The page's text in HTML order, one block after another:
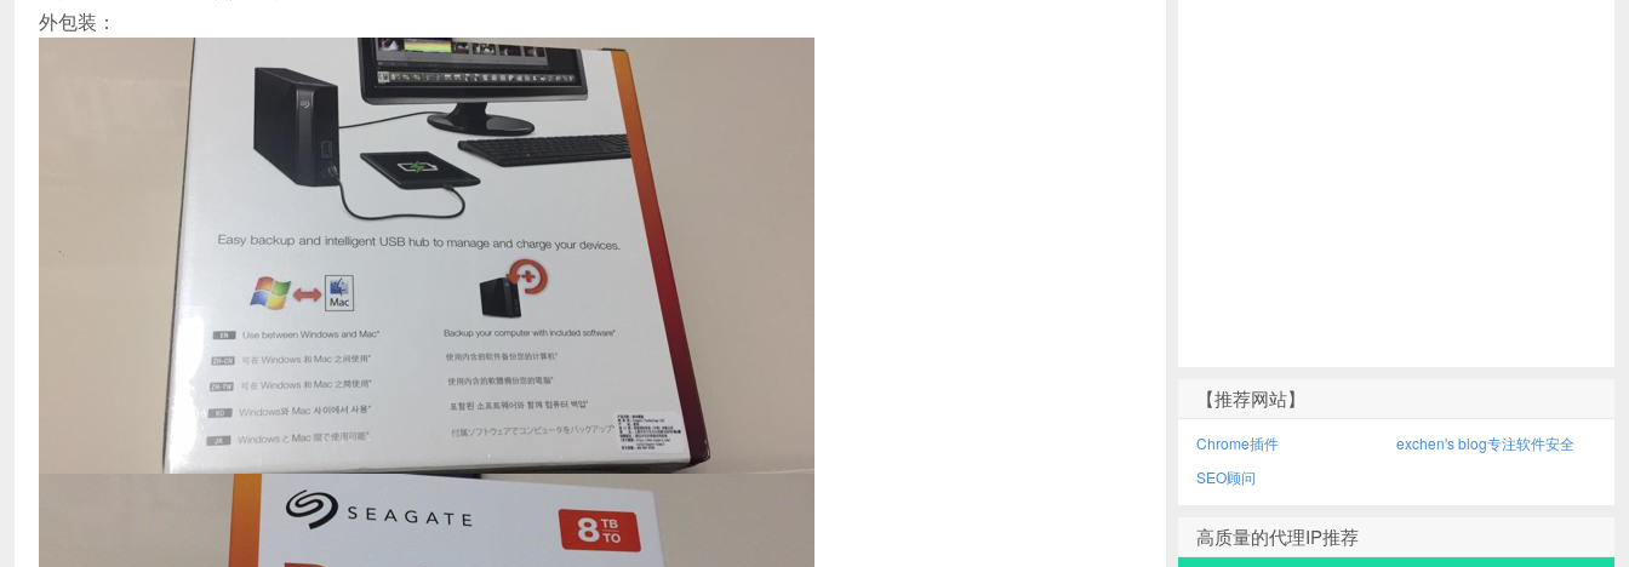
外包装：
【推荐网站】
Chrome插件
exchen's blog专注软件安全
SEO顾问
高质量的代理IP推荐